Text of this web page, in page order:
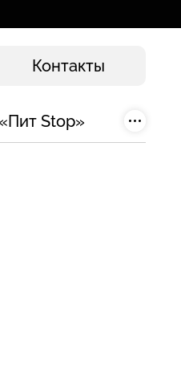
Контакты
Stop»